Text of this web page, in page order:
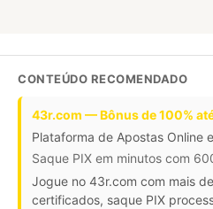
CONTEÚDO RECOMENDADO
43r.com — Bônus de 100%
Plataforma de Apostas Online
Saque PIX em minutos com
Jogue no 43r.com com mais
certificados, saque PIX